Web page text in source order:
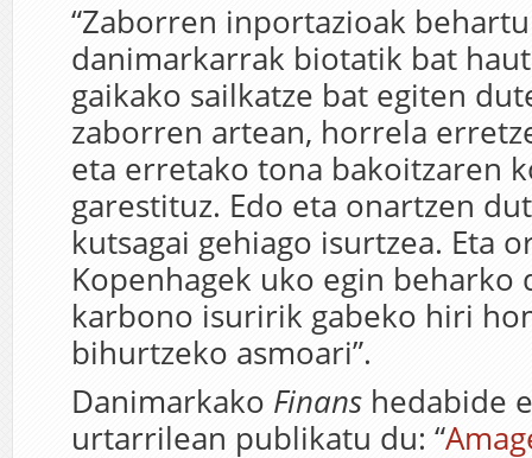
“Zaborren inportazioak
danimarkarrak biotatik bat
gaikako sailkatze bat egiten
zaborren artean, horrela
eta erretako tona bakoitzaren
garestituz. Edo eta onartzen
kutsagai gehiago isurtzea. Eta
Kopenhagek uko egin beharko
karbono isuririk gabeko hiri
bihurtzeko asmoari”.
Danimarkako Finans hedabide
urtarrilean publikatu du: “